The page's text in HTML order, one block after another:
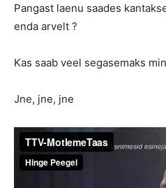
Pangast laenu saades
enda arvelt ?
Kas saab veel segasemaks
Jne, jne, jne